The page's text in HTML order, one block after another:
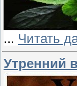
... Читать
Утренний